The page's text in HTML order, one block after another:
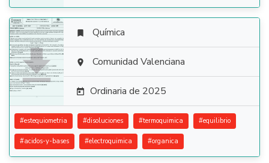

 Química
 Comunidad Valenciana
 Ordinaria de 2025
#estequiometria #disoluciones #termoquimica #equilibrio
#acidos-y-bases #electroquimica #organica